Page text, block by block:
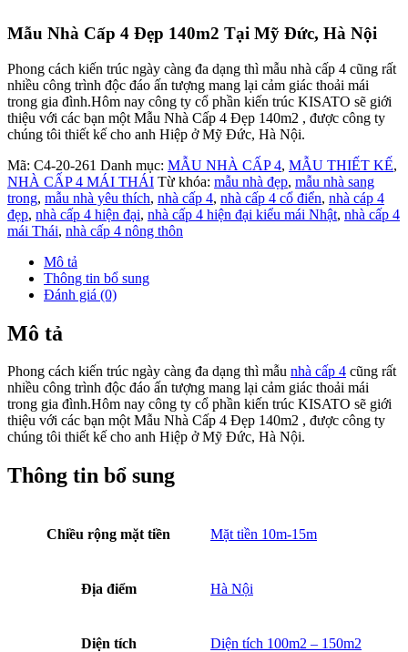
Mẫu Nhà Cấp 4 Đẹp 140m2 Tại Mỹ Đức, Hà Nội
Phong cách kiến trúc ngày càng đa dạng thì mẫu nhà cấp 4 cũng rất
nhiều công trình độc đáo ấn tượng mang lại cảm giác thoải mái
trong gia đình.Hôm nay công ty cổ phần kiến trúc KISATO sẽ giới
thiệu với các bạn một Mẫu Nhà Cấp 4 Đẹp 140m2 , được công ty
chúng tôi thiết kế cho anh Hiệp ở Mỹ Đức, Hà Nội.
Mã: C4-20-261 Danh mục: MẪU NHÀ CẤP 4, MẪU THIẾT KẾ,
NHÀ CẤP 4 MÁI THÁI Từ khóa: mẫu nhà đẹp, mẫu nhà sang
trong, mẫu nhà yêu thích, nhà cấp 4, nhà cấp 4 cổ điển, nhà cáp 4
đẹp, nhà cấp 4 hiện đại, nhà cấp 4 hiện đại kiểu mái Nhật, nhà cấp 4
mái Thái, nhà cấp 4 nông thôn
Mô tả
Thông tin bổ sung
Đánh giá (0)
Mô tả
Phong cách kiến trúc ngày càng đa dạng thì mẫu nhà cấp 4 cũng rất
nhiều công trình độc đáo ấn tượng mang lại cảm giác thoải mái
trong gia đình.Hôm nay công ty cổ phần kiến trúc KISATO sẽ giới
thiệu với các bạn một Mẫu Nhà Cấp 4 Đẹp 140m2 , được công ty
chúng tôi thiết kế cho anh Hiệp ở Mỹ Đức, Hà Nội.
Thông tin bổ sung
Chiều rộng mặt tiền Mặt tiền 10m-15m
Địa điểm Hà Nội
Diện tích Diện tích 100m2 – 150m2